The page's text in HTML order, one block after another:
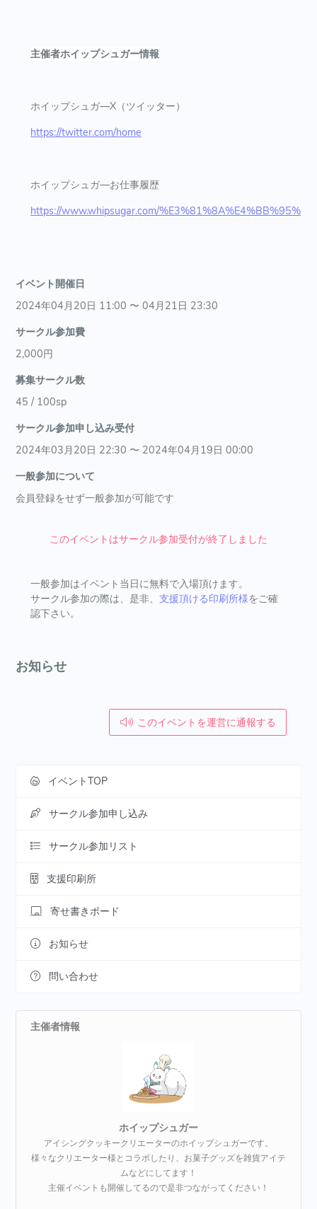
主催者ホイップシュガー情報
ホイップシュガ―X（ツイッター）
https://twitter.com/home
ホイップシュガ―お仕事履歴
https://www.whipsugar.com/
イベント開催日
2024年04月20日 11:00 〜 04月21日 23:30
サークル参加費
2,000円
募集サークル数
45 / 100sp
サークル参加申し込み受付
2024年03月20日 22:30 〜 2024年04月19日 00:00
一般参加について
会員登録をせず一般参加が可能です
このイベントはサークル参加受付が終了しました
一般参加はイベント当日に無料で入場頂けます。
サークル参加の際は、是非、 支援頂ける印刷所様をご確
認下さい。
お知らせ
このイベントを運営に通報する
イベントTOP
サークル参加申し込み
サークル参加リスト
支援印刷所
寄せ書きボード
お知らせ
問い合わせ
主催者情報
ホイップシュガー
アイシングクッキークリエーターのホイップシュガーです。
様々なクリエーター様とコラボしたり、お菓子グッズを雑貨アイテ
ムなどにしてます！
主催イベントも開催してるので是非つながってください！